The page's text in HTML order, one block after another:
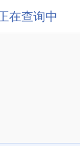
在查询中